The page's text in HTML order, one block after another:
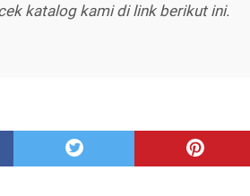
katalog kami di link berikut ini.